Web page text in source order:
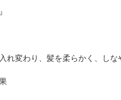
れ変わり、髪を柔らかく、しな